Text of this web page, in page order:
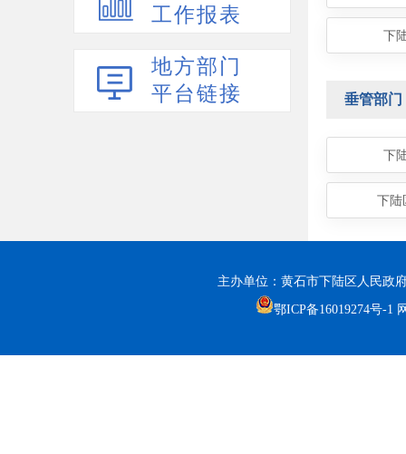
工作报表
地方部门
平台链接
下
垂管部门
下
下陆
主办单位：黄石市下陆区人民政
鄂ICP备16019274号-1